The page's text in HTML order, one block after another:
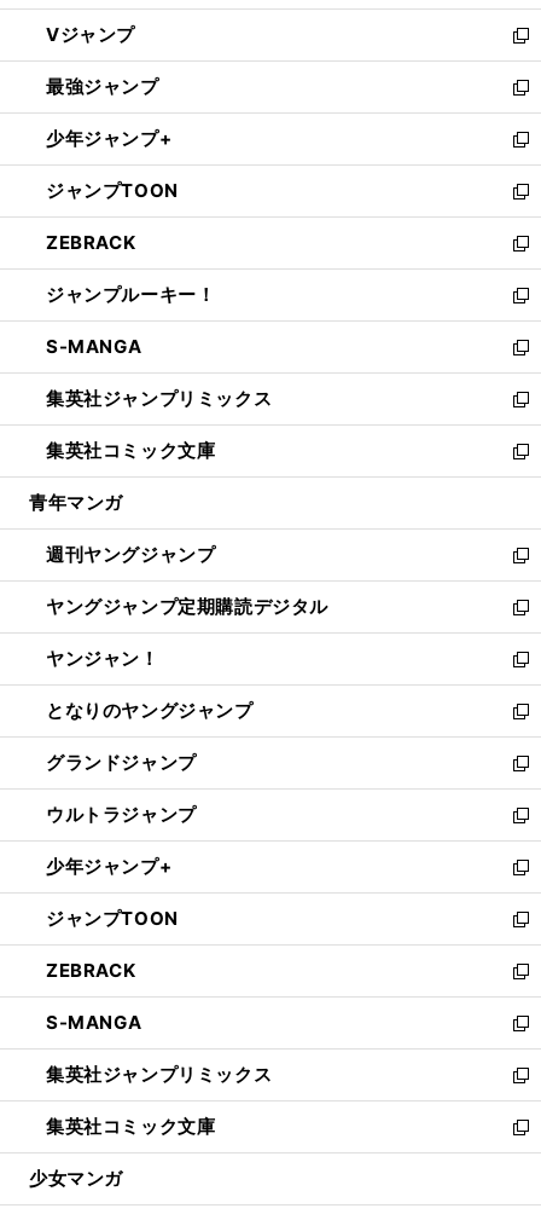
ウ
ィ
ン
ド
ウ
で
開
く
し
い
ウ
ィ
ン
ド
ウ
で
開
く
Vジャンプ
新
し
い
ウ
ィ
ン
ド
ウ
で
開
く
最強ジャンプ
新
し
い
ウ
ィ
ン
ド
ウ
で
開
く
少年ジャンプ+
新
し
い
ウ
ィ
ン
ド
ウ
で
開
く
ジャンプTOON
新
し
い
ウ
ィ
ン
ド
ウ
で
開
く
ZEBRACK
新
し
い
ウ
ィ
ン
ド
ウ
で
開
ジャンプルーキー！
新
し
い
ウ
ィ
ン
ド
ウ
開
く
S-MANGA
新
し
い
ウ
ィ
ン
ウ
で
開
く
集英社ジャンプリミックス
新
し
い
ウ
ン
ド
ウ
で
開
く
集英社コミック文庫
新
し
ウ
ィ
ン
ド
ウ
で
開
く
青年マンガ
週刊ヤングジャンプ
新
し
い
ウ
ィ
ン
ド
ウ
で
開
く
ヤングジャンプ定期購読デジタル
新
し
い
ウ
ィ
ン
ド
ウ
で
開
く
ヤンジャン！
新
し
い
ウ
ィ
ン
ド
ウ
で
開
く
となりのヤングジャンプ
新
し
い
ウ
ィ
ン
ド
ウ
で
開
く
グランドジャンプ
新
し
い
ウ
ィ
ン
ド
ウ
で
開
く
ウルトラジャンプ
新
し
い
ウ
ィ
ン
ド
ウ
で
開
く
少年ジャンプ+
新
し
い
ウ
ィ
ン
ド
ウ
で
開
く
ジャンプTOON
新
し
い
ウ
ィ
ン
ド
ウ
で
開
ZEBRACK
新
し
い
ウ
ィ
ン
ド
ウ
開
S-MANGA
新
し
い
ウ
ィ
ン
ウ
集英社ジャンプリミックス
新
し
い
ウ
ン
集英社コミック文庫
新
し
ウ
少女マンガ